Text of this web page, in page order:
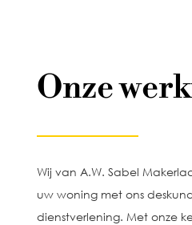
Onze
Wij van A.W. Sabel
uw woning met ons
dienstverlening. Met onze